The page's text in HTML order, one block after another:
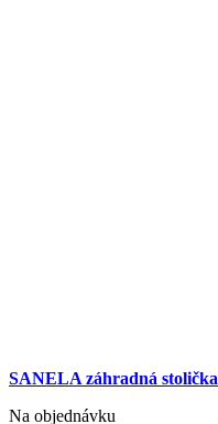
SANELA záhradná stolička
Na objednávku